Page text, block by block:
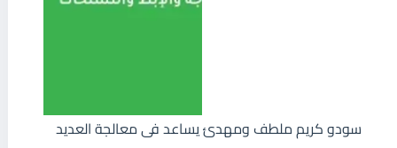
سودو كريم ملطف ومهدئ يساعد فى معالجة العديد